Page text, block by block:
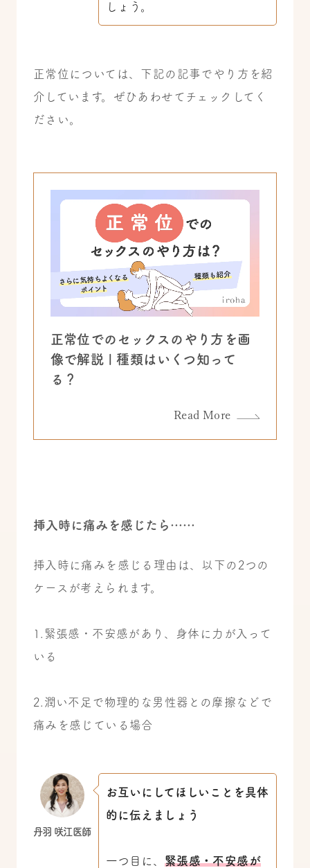
しょう。
正常位については、下記の記事でやり方を紹
介しています。ぜひあわせてチェックしてく
ださい。
正常位でのセックスのやり方を画
像で解説 | 種類はいくつ知って
る？
Read More
挿入時に痛みを感じたら……
挿入時に痛みを感じる理由は、以下の2つの
ケースが考えられます。
1.緊張感・不安感があり、身体に力が入って
いる
2.潤い不足で物理的な男性器との摩擦などで
痛みを感じている場合
丹羽 咲江医師
お互いにしてほしいことを具体
的に伝えましょう
一つ目に、 緊張感・不安感が